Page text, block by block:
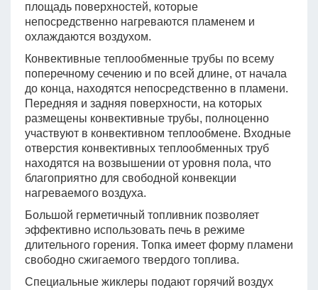
площадь поверхностей, которые
непосредственно нагреваются пламенем и
охлаждаются воздухом.
Конвективные теплообменные трубы по всему
поперечному сечению и по всей длине, от начала
до конца, находятся непосредственно в пламени.
Передняя и задняя поверхности, на которых
размещены конвективные трубы, полноценно
участвуют в конвективном теплообмене. Входные
отверстия конвективных теплообменных труб
находятся на возвышении от уровня пола, что
благоприятно для свободной конвекции
нагреваемого воздуха.
Большой герметичный топливник позволяет
эффективно использовать печь в режиме
длительного горения. Топка имеет форму пламени
свободно сжигаемого твердого топлива.
Специальные жиклеры подают горячий воздух